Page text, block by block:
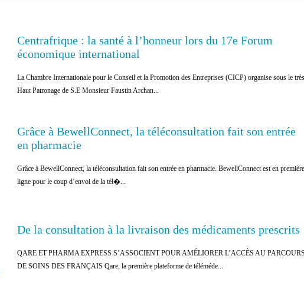
Centrafrique : la santé à l’honneur lors du 17e Forum
économique international
La Chambre Internationale pour le Conseil et la Promotion des Entreprises (CICP) organise sous le très
Haut Patronage de S.E Monsieur Faustin Archan...
Grâce à BewellConnect, la téléconsultation fait son entrée
en pharmacie
Grâce à BewellConnect, la téléconsultation fait son entrée en pharmacie. BewellConnect est en première
ligne pour le coup d’envoi de la tél�...
De la consultation à la livraison des médicaments prescrits
QARE ET PHARMA EXPRESS S’ASSOCIENT POUR AMÉLIORER L’ACCÈS AU PARCOURS
DE SOINS DES FRANÇAIS Qare, la première plateforme de téléméde...